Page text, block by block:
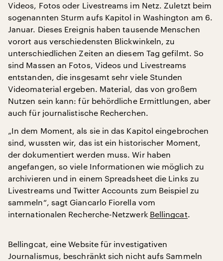
Videos, Fotos oder Livestreams im Netz. Zuletzt beim
sogenannten Sturm aufs Kapitol in Washington am 6.
Januar. Dieses Ereignis haben tausende Menschen
vorort aus verschiedensten Blickwinkeln, zu
unterschiedlichen Zeiten an diesem Tag gefilmt. So
sind Massen an Fotos, Videos und Livestreams
entstanden, die insgesamt sehr viele Stunden
Videomaterial ergeben. Material, das von großem
Nutzen sein kann: für behördliche Ermittlungen, aber
auch für journalistische Recherchen.
„In dem Moment, als sie in das Kapitol eingebrochen
sind, wussten wir, das ist ein historischer Moment,
der dokumentiert werden muss. Wir haben
angefangen, so viele Informationen wie möglich zu
archivieren und in einem Spreadsheet die Links zu
Livestreams und Twitter Accounts zum Beispiel zu
sammeln“, sagt Giancarlo Fiorella vom
internationalen Recherche-Netzwerk Bellingcat.
Bellingcat, eine Website für investigativen
Journalismus, beschränkt sich nicht aufs Sammeln